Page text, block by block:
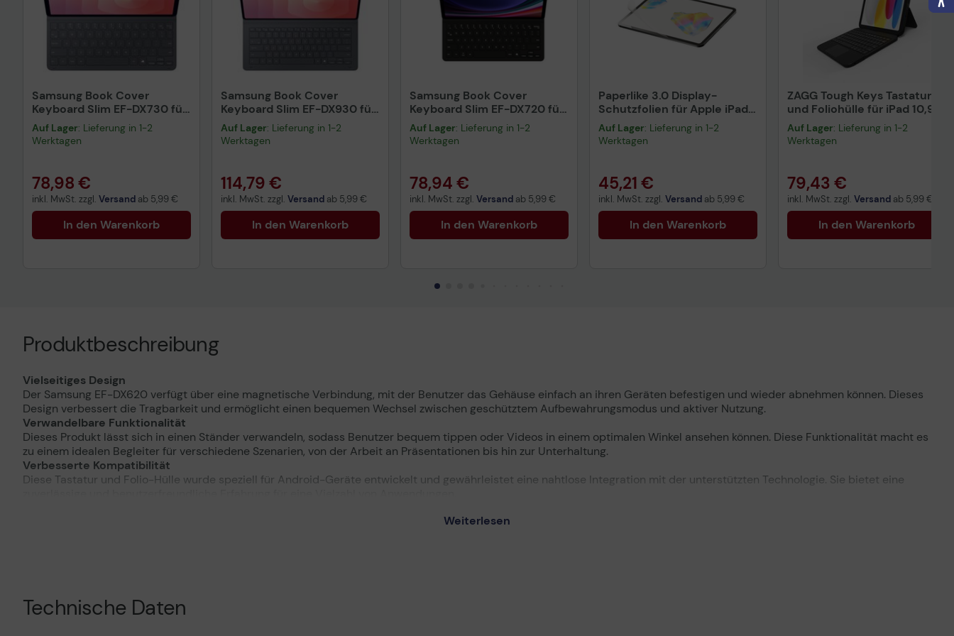
Samsung Book Cover
Keyboard Slim EF-DX730 für
Galaxy Tab S11
Auf Lager: Lieferung in 1-2
Werktagen
78,98 €
inkl. MwSt. zzgl. Versand ab 5,99 €
In den Warenkorb
Samsung Book Cover
Keyboard Slim EF-DX930 für
Galaxy Tab S11 Ultra
(Schwarz)
Auf Lager: Lieferung in 1-2
Werktagen
114,79 €
inkl. MwSt. zzgl. Versand ab 5,99 €
In den Warenkorb
Samsung Book Cover
Keyboard Slim EF-DX720 für
das Galaxy Tab S9, S9 FE, S10
Lite, S10 FE (Black)
Auf Lager: Lieferung in 1-2
Werktagen
78,94 €
inkl. MwSt. zzgl. Versand ab 5,99 €
In den Warenkorb
Paperlike 3.0 Display-
Schutzfolien für Apple iPad
Pro 13" (M4, M5), iPad Air 13"
(M2, M3)
Auf Lager: Lieferung in 1-2
Werktagen
45,21 €
inkl. MwSt. zzgl. Versand ab 5,99 €
In den Warenkorb
ZAGG Tough Keys Tastatur
und Foliohülle für iPad 10,9-
11" (A16/10. Gen) - QWERTZ
DE - schwarz
Auf Lager: Lieferung in 1-2
Werktagen
79,43 €
inkl. MwSt. zzgl. Versand ab 5,99 €
In den Warenkorb
Produktbeschreibung
Vielseitiges Design
Der Samsung EF-DX620 verfügt über eine magnetische Verbindung, mit der Benutzer das Gehäuse einfach an ihren Geräten befestigen und wieder abnehmen können. Dieses
Design verbessert die Tragbarkeit und ermöglicht einen bequemen Wechsel zwischen geschütztem Aufbewahrungsmodus und aktiver Nutzung.
Verwandelbare Funktionalität
Dieses Produkt lässt sich in einen Ständer verwandeln, sodass Benutzer bequem tippen oder Videos in einem optimalen Winkel ansehen können. Diese Funktionalität macht es
zu einem idealen Begleiter für verschiedene Szenarien, von der Arbeit an Präsentationen bis hin zur Unterhaltung.
Verbesserte Kompatibilität
Diese Tastatur und Folio-Hülle wurde speziell für Android-Geräte entwickelt und gewährleistet eine nahtlose Integration mit der unterstützten Technologie. Sie bietet eine
Mit drahtloser Bluetooth- und POGO-Pin-Konnektivität gewährleistet die EF-DX620 schnelle und stabile Verbindungen zu Geräten, minimiert den Aufwand für die Einrichtung
Weiterlesen
Technische Daten